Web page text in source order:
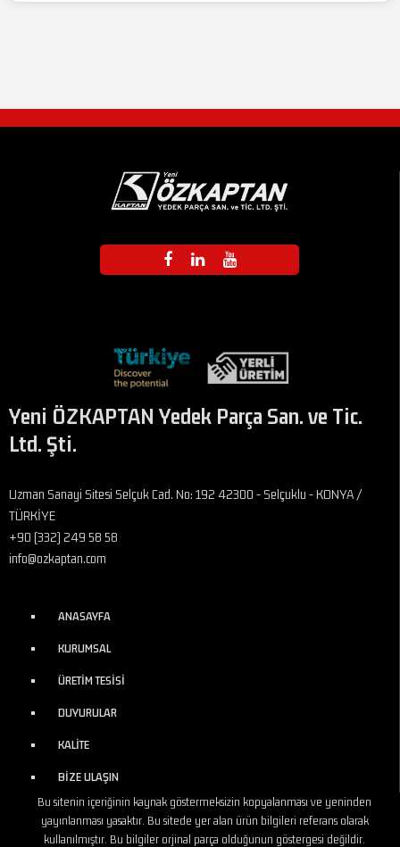
Yeni ÖZKAPTAN Yedek Parça San. ve Tic.
Ltd. Şti.
Uzman Sanayi Sitesi Selçuk Cad. No: 192 42300 - Selçuklu - KONYA /
TÜRKİYE
+90 (332) 249 58 58
info@ozkaptan.com
ANASAYFA
KURUMSAL
ÜRETİM TESİSİ
DUYURULAR
KALİTE
BİZE ULAŞIN
Bu sitenin içeriğinin kaynak göstermeksizin kopyalanması ve yeninden
yayınlanması yasaktır. Bu sitede yer alan ürün bilgileri referans olarak
kullanılmıştır. Bu bilgiler orjinal parça olduğunun göstergesi değildir.